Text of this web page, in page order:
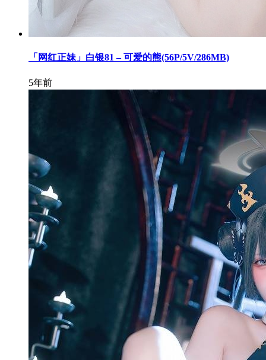
「网红正妹」白银81 – 可爱的熊(56P/5V/286MB)
5年前